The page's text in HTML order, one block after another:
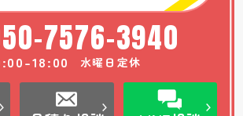
7576-3940
18:00 水曜日定休